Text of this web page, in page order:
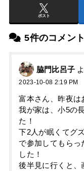
ポスト
5件のコメント
脇門比呂子
2023-10-08 2:19 PM
富本さん、昨夜は
我が家は、小5の
た！
下2人が眠くてグ
で参加してもらっ
した！
後半見に行くと、